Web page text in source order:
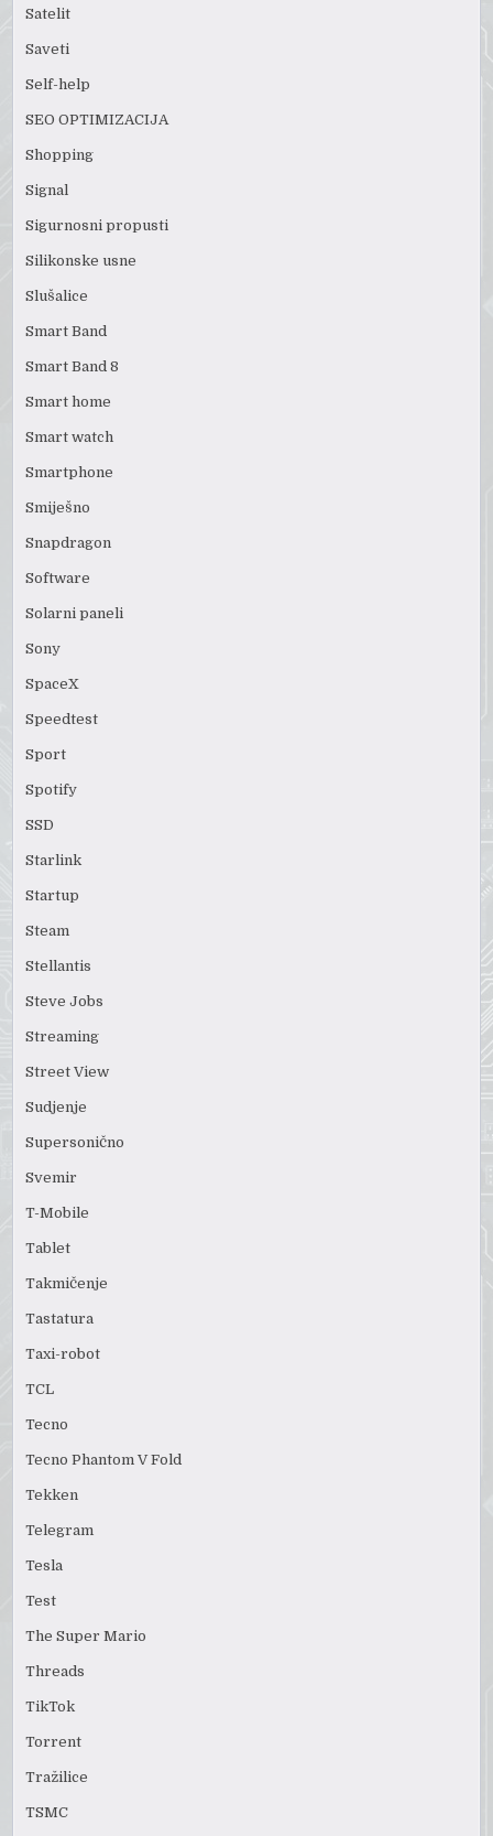
Satelit
Saveti
Self-help
SEO OPTIMIZACIJA
Shopping
Signal
Sigurnosni propusti
Silikonske usne
Slušalice
Smart Band
Smart Band 8
Smart home
Smart watch
Smartphone
Smiješno
Snapdragon
Software
Solarni paneli
Sony
SpaceX
Speedtest
Sport
Spotify
SSD
Starlink
Startup
Steam
Stellantis
Steve Jobs
Streaming
Street View
Sudjenje
Supersonično
Svemir
T-Mobile
Tablet
Takmičenje
Tastatura
Taxi-robot
TCL
Tecno
Tecno Phantom V Fold
Tekken
Telegram
Tesla
Test
The Super Mario
Threads
TikTok
Torrent
Tražilice
TSMC